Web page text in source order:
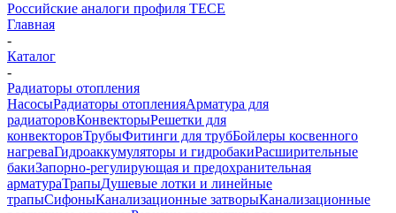
Российские аналоги профиля TECE
Главная
-
Каталог
-
Радиаторы отопления
НасосыРадиаторы отопленияАрматура для
радиаторовКонвекторыРешетки для
конвекторовТрубыФитинги для трубБойлеры косвенного
нагреваГидроаккумуляторы и гидробакиРасширительные
бакиЗапорно-регулирующая и предохранительная
арматураТрапыДушевые лотки и линейные
трапыСифоныКанализационные затворыКанализационные